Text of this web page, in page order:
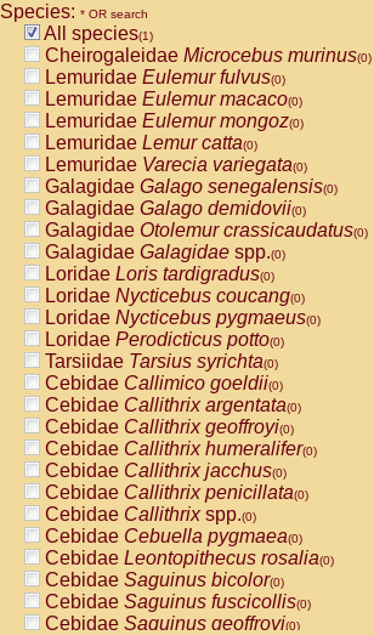
Species: * OR search
All species(1)
Cheirogaleidae Microcebus murinus(0)
Lemuridae Eulemur fulvus(0)
Lemuridae Eulemur macaco(0)
Lemuridae Eulemur mongoz(0)
Lemuridae Lemur catta(0)
Lemuridae Varecia variegata(0)
Galagidae Galago senegalensis(0)
Galagidae Galago demidovii(0)
Galagidae Otolemur crassicaudatus(0)
Galagidae Galagidae spp.(0)
Loridae Loris tardigradus(0)
Loridae Nycticebus coucang(0)
Loridae Nycticebus pygmaeus(0)
Loridae Perodicticus potto(0)
Tarsiidae Tarsius syrichta(0)
Cebidae Callimico goeldii(0)
Cebidae Callithrix argentata(0)
Cebidae Callithrix geoffroyi(0)
Cebidae Callithrix humeralifer(0)
Cebidae Callithrix jacchus(0)
Cebidae Callithrix penicillata(0)
Cebidae Callithrixspp.(0)
Cebidae Cebuella pygmaea(0)
Cebidae Leontopithecus rosalia(0)
Cebidae Saguinus bicolor(0)
Cebidae Saguinus fuscicollis(0)
Cebidae Saguinus geoffroyi(0)